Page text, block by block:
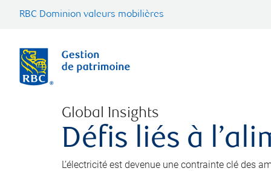
RBC Dominion valeurs mobilières
Global Insights
Défis liés à
L’électricité est devenue une contrainte clé des